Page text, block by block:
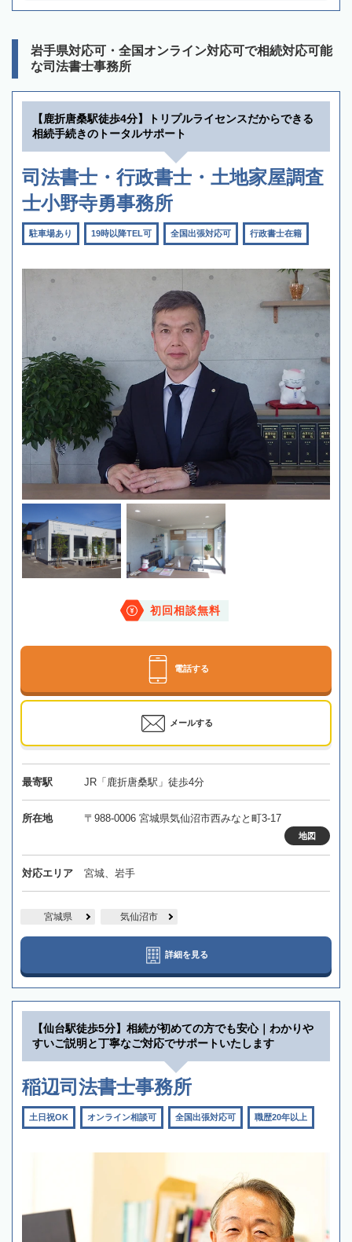
岩手県対応可・全国オンライン対応可で相続対応可能
な司法書士事務所
【鹿折唐桑駅徒歩4分】トリプルライセンスだからできる
相続手続きのトータルサポート
司法書士・行政書士・土地家屋調査
士小野寺勇事務所
駐車場あり 19時以降TEL可 全国出張対応可 行政書士在籍
初回相談無料
電話する
メールする
最寄駅 JR「鹿折唐桑駅」徒歩4分
所在地 〒988-0006 宮城県気仙沼市西みなと町3-17
地図
対応エリア 宮城、岩手
宮城県 気仙沼市
詳細を見る
【仙台駅徒歩5分】相続が初めての方でも安心｜わかりや
すいご説明と丁寧なご対応でサポートいたします
稲辺司法書士事務所
土日祝OK オンライン相談可 全国出張対応可 職歴20年以上